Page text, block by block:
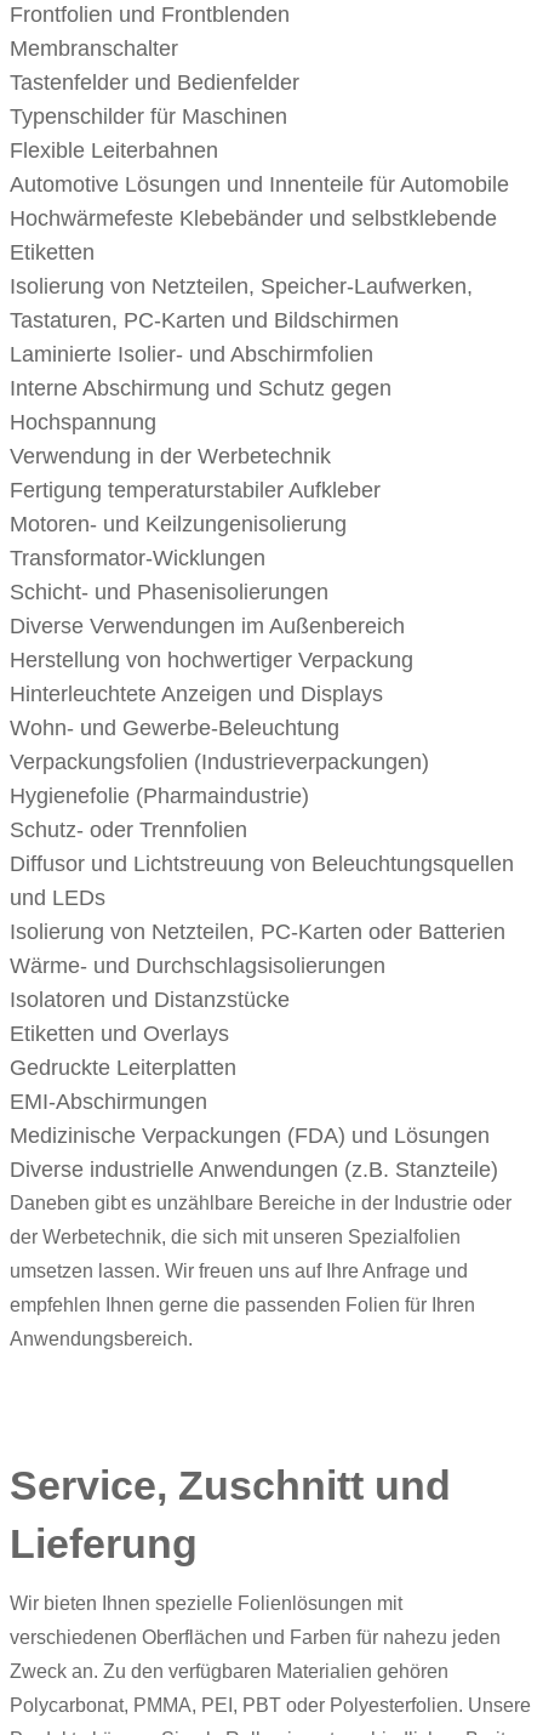
Frontfolien und Frontblenden
Membranschalter
Tastenfelder und Bedienfelder
Typenschilder für Maschinen
Flexible Leiterbahnen
Automotive Lösungen und Innenteile für Automobile
Hochwärmefeste Klebebänder und selbstklebende
Etiketten
Isolierung von Netzteilen, Speicher-Laufwerken,
Tastaturen, PC-Karten und Bildschirmen
Laminierte Isolier- und Abschirmfolien
Interne Abschirmung und Schutz gegen
Hochspannung
Verwendung in der Werbetechnik
Fertigung temperaturstabiler Aufkleber
Motoren- und Keilzungenisolierung
Transformator-Wicklungen
Schicht- und Phasenisolierungen
Diverse Verwendungen im Außenbereich
Herstellung von hochwertiger Verpackung
Hinterleuchtete Anzeigen und Displays
Wohn- und Gewerbe-Beleuchtung
Verpackungsfolien (Industrieverpackungen)
Hygienefolie (Pharmaindustrie)
Schutz- oder Trennfolien
Diffusor und Lichtstreuung von Beleuchtungsquellen
und LEDs
Isolierung von Netzteilen, PC-Karten oder Batterien
Wärme- und Durchschlagsisolierungen
Isolatoren und Distanzstücke
Etiketten und Overlays
Gedruckte Leiterplatten
EMI-Abschirmungen
Medizinische Verpackungen (FDA) und Lösungen
Diverse industrielle Anwendungen (z.B. Stanzteile)
Daneben gibt es unzählbare Bereiche in der Industrie oder
der Werbetechnik, die sich mit unseren Spezialfolien
umsetzen lassen. Wir freuen uns auf Ihre Anfrage und
empfehlen Ihnen gerne die passenden Folien für Ihren
Anwendungsbereich.
Service, Zuschnitt und
Lieferung
Wir bieten Ihnen spezielle Folienlösungen mit
verschiedenen Oberflächen und Farben für nahezu jeden
Zweck an. Zu den verfügbaren Materialien gehören
Polycarbonat, PMMA, PEI, PBT oder Polyesterfolien. Unsere